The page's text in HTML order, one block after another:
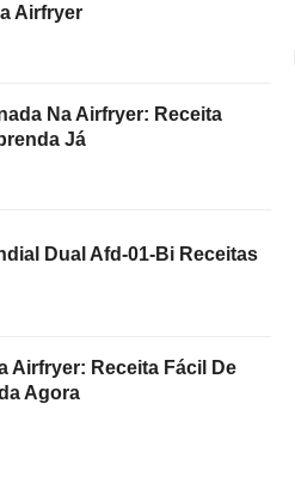
Airfryer
Na Airfryer: Receita
Já
Dual Afd-01-Bi Receitas
Airfryer: Receita Fácil De
Agora